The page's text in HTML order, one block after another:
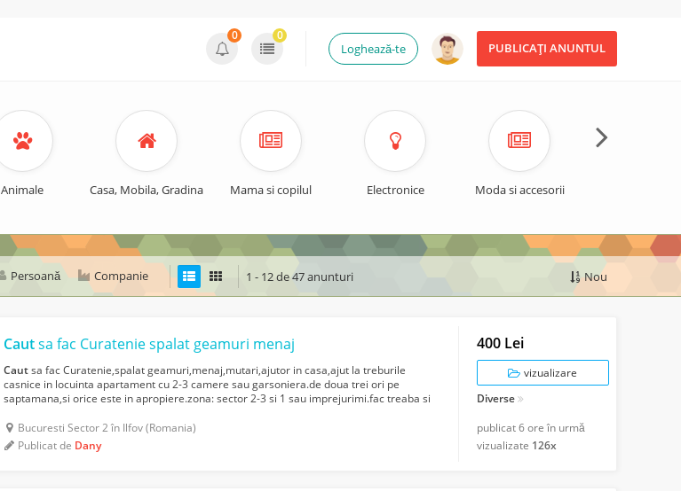
PUBLICAȚI ANUNTUL
Loghează-te
0 0
Animale Casa, Mobila, Gradina Mama si copilul Electronice Moda si accesorii
Persoană Companie 1 - 12 de 47 anunturi Nou
Cautsa fac Curatenie spalat geamuri menaj
Cautsa fac Curatenie,spalat geamuri,menaj,mutari,ajutor in casa,ajut la treburile
casnice in locuinta apartament cu 2-3 camere sau garsoniera.de doua trei ori pe
saptamana,si orice este in apropiere.zona: sector 2-3 si 1 sau imprejurimi.fac treaba si
Bucuresti Sector 2 în Ilfov (Romania)
Publicat de Dany
400 Lei
vizualizare
Diverse
publicat6 ore în urmă
vizualizate 126x